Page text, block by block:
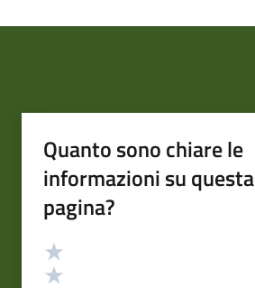
Quanto sono chiare le
informazioni su questa
pagina?
Valutazione